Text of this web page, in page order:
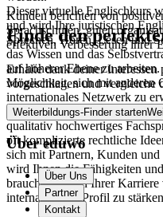
Dieser virtuelle Englischkurs
und wird Ihre juristischen
Sprechen, Hören, Lesen und
das Wissen und das
auf höherer Ebene zu
Möglichkeit, sich mit anderen
internationales Netzwerk zu
reisen müssen. Der Kurs
qualitativ hochwertiges
oft komplizierte rechtliche
sich mit Partnern, Kunden
wird Ihnen die Fähigkeiten
brauchen, um in Ihrer
internationales Profil zu
Kunden berichten von
Sprachschulen, guten
effektiven Verbesserung ihrer
Finde den
Erhalte dank deiner
vorgeschlagen und vergleiche
Weiterbildungs-Finder starten
Über eduwo
Über Uns
Partner
Kontakt